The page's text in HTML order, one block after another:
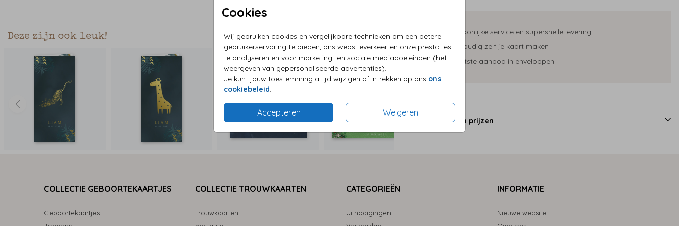
Cookies
Wij gebruiken cookies en vergelijkbare technieken om een betere
gebruikerservaring te bieden, ons websiteverkeer en onze prestaties
te analyseren en voor marketing- en sociale mediadoeleinden (het
weergeven van gepersonaliseerde advertenties).
Je kunt jouw toestemming altijd wijzigen of intrekken op ons ons
cookiebeleid.
Accepteren Weigeren
Deze zijn ook leuk!
Persoonlijke service en supersnelle levering
Eenvoudig zelf je kaart maken
Grootste aanbod in enveloppen
Formaten en prijzen
COLLECTIE GEBOORTEKAARTJES
Geboortekaartjes
COLLECTIE TROUWKAARTEN
Trouwkaarten
CATEGORIEËN
Uitnodigingen
INFORMATIE
Nieuwe website